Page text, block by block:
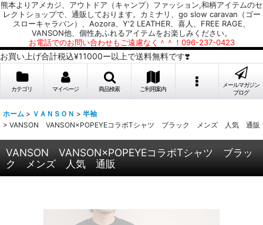
熊本よりアメカジ、アウトドア（キャンプ）ファッション,和柄アイテムのセ
レクトショップで、通販しております。カミナリ、go slow caravan（ゴー
スローキャラバン）、Aozora、Y'2 LEATHER、喜人、FREE RAGE、
VANSON他、個性あふれるアイテムをお楽しみください。
お電話でのお問い合わせもご遠慮なく＾＾！096-237-0423
お買い上げ合計税込¥11000ー以上で送料無料です❣️
カテゴリ マイページ 商品検索 ご利用案内
メールマガジン
ブログ
ホーム > ＶＡＮＳＯＮ > 半袖
> VANSON VANSON×POPEYEコラボTシャツ ブラック メンズ 人気 通販
VANSON VANSON×POPEYEコラボTシャツ ブラッ
ク メンズ 人気 通販